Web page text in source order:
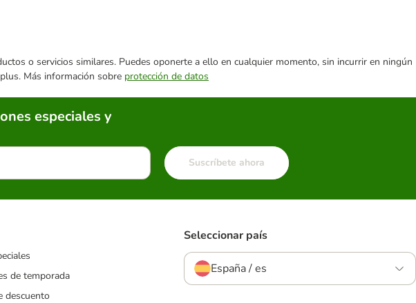
o servicios similares. Puedes oponerte a ello en cualquier momento, sin incurrir en ningún
Más información sobre protección de datos
especiales y
Suscríbete ahora
de temporada
descuento
Seleccionar país
España / es